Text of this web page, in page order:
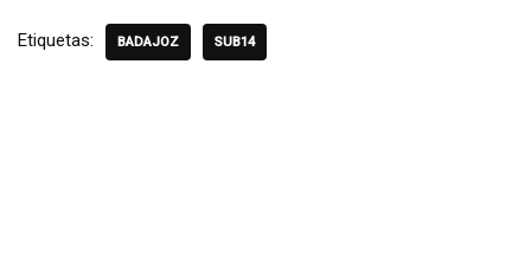
Etiquetas: BADAJOZ SUB14